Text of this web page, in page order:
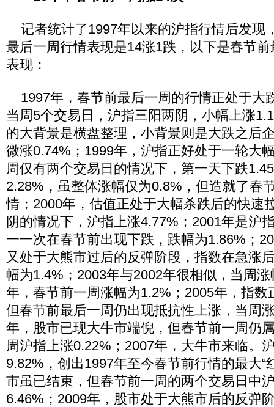
记者统计了1997年以来的沪指行情后发现
最后一周行情表现是14涨1跌，以下是春节
表现：
1997年，春节前最后一周的行情正处于大
当周5个交易日，沪指三阳两阴，小幅上涨
的大背景是横盘整理，小背景则是大跌之后
微涨0.74%；1999年，沪指正好处于一轮大
周仅有两个交易日的情况下，第一天下跌
2.28%，虽整体涨幅仅为0.8%，但造就了春
情；2000年，估值正处于大幅杀跌后的快速
阴的情况下，沪指上涨4.77%；2001年是沪
一一次在春节前出现下跌，跌幅为1.86%；
又处于大熊市过后的反弹阶段，指数在急涨
幅为1.4%；2003年与2002年很相似，当周
年，春节前一周涨幅为1.2%；2005年，指数
但春节前最后一周仍出现抵抗性上涨，当周
年，股市已现大牛市端倪，但春节前一周仍
周沪指上涨0.22%；2007年，大牛市来临。
9.82%，创出1997年至今春节前行情的最大“
市虽已结束，但春节前一周的两个交易日中
6.46%；2009年，股市处于大熊市后的反弹